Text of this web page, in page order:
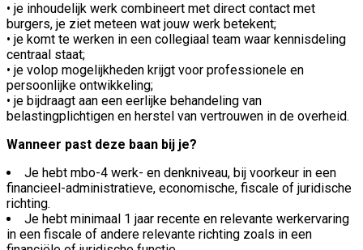
• je inhoudelijk werk combineert met direct contact met
burgers, je ziet meteen wat jouw werk betekent;
• je komt te werken in een collegiaal team waar kennisdeling
centraal staat;
• je volop mogelijkheden krijgt voor professionele en
persoonlijke ontwikkeling;
• je bijdraagt aan een eerlijke behandeling van
belastingplichtigen en herstel van vertrouwen in de overheid.
Wanneer past deze baan bij je?
Je hebt mbo-4 werk- en denkniveau, bij voorkeur in een
financieel-administratieve, economische, fiscale of juridische
richting.
Je hebt minimaal 1 jaar recente en relevante werkervaring
in een fiscale of andere relevante richting zoals in een